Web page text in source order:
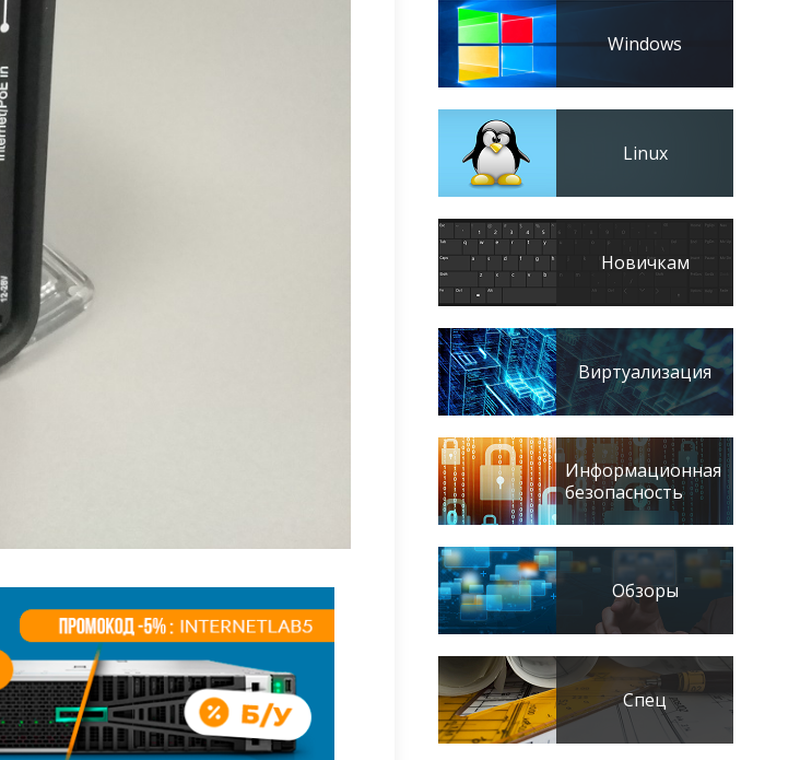
Windows
Linux
Новичкам
Виртуализация
Информационная
безопасность
Обзоры
Спец